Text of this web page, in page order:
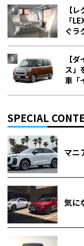
【
「
ぐラ
【
ス」
車「
SPECIAL
マニ
気に